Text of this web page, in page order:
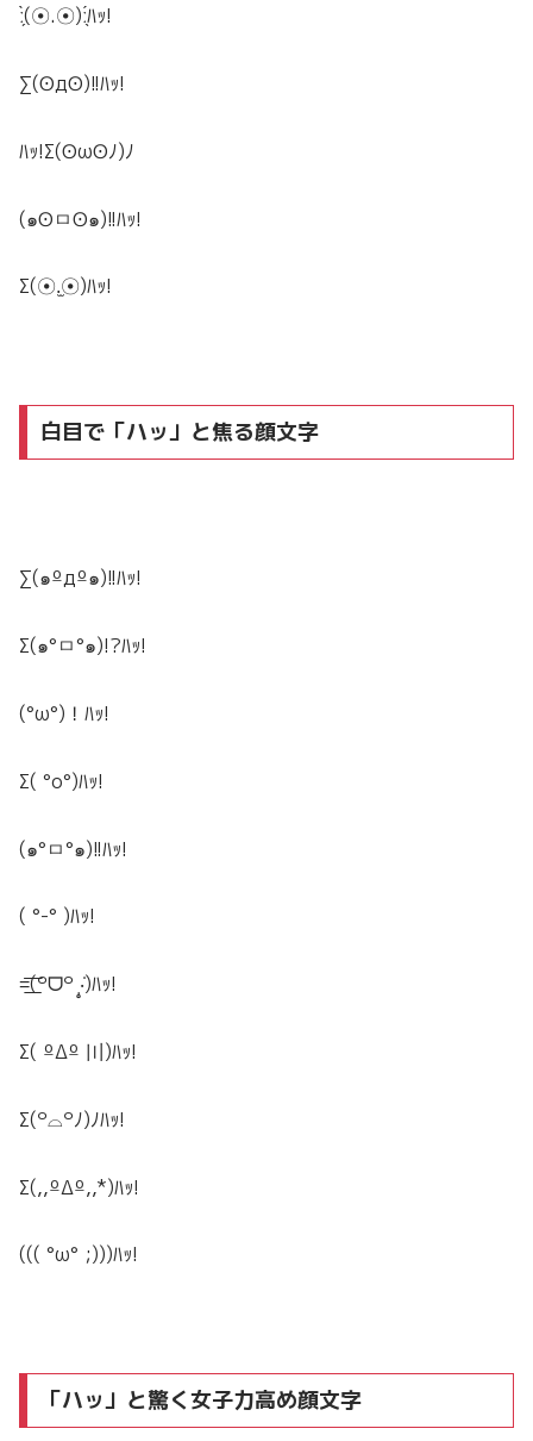
ː̗̀(☉.☉)ː̖́ﾊｯ!
∑(ʘдʘ)!!ﾊｯ!
ﾊｯ!Σ(ʘωʘﾉ)ﾉ
(๑ʘㅁʘ๑)!!ﾊｯ!
Σ(☉.̫☉)ﾊｯ!
白目で「ハッ」と焦る顔文字
∑(๑ºдº๑)!!ﾊｯ!
Σ(๑°ㅁ°๑)!?ﾊｯ!
(°ω°)！ ﾊｯ!
Σ( °o°)ﾊｯ!
(๑°ㅁ°๑)!!ﾊｯ!
( °-° )ﾊｯ!
=͟͟͞͞(꒪ᗜ꒪ ‧̣̥̇)ﾊｯ!
Σ( ºΔº 〣)ﾊｯ!
Σ(꒪⌓꒪ﾉ)ﾉﾊｯ!
Σ(,,ºΔº,,*)ﾊｯ!
((( °ω° ;)))ﾊｯ!
「ハッ」と驚く女子力高め顔文字